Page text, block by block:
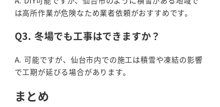
は高所作業が危険なため業者依頼がおすすめです。
Q3. 冬場でも工事はできますか？
A. 可能ですが、仙台市内での施工は積雪や凍結の影響
で工期が延びる場合があります。
まとめ